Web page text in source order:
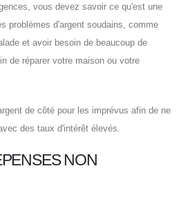
vous devez savoir ce qu'est une
problèmes d'argent soudains, comme
et avoir besoin de beaucoup de
de réparer votre maison ou votre
de côté pour les imprévus afin de ne
des taux d'intérêt élevés.
NON